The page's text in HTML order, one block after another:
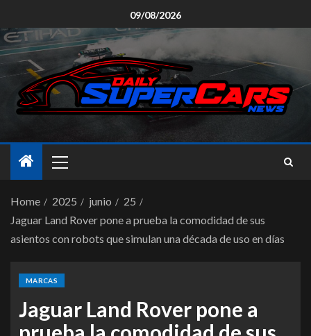
09/08/2026
Home 2025 junio
25
Jaguar Land Rover pone a prueba la comodidad de sus
asientos con robots que simulan una década de uso en días
MARCAS
Jaguar Land Rover pone a